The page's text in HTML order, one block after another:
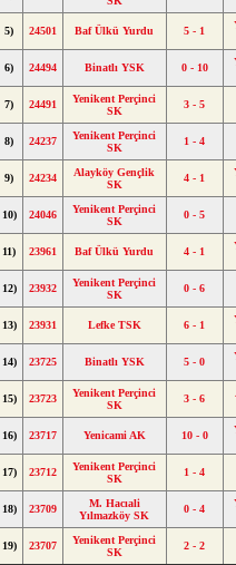
5) 24501 Baf Ülkü Yurdu 5 - 1
6) 24494 Binatlı YSK 0 - 10
7) 24491
Yenikent Perçinci
SK
3 - 5
8) 24237
Yenikent Perçinci
SK
1 - 4
9) 24234
Alayköy Gençlik
SK
4 - 1
10) 24046
Yenikent Perçinci
SK
0 - 5
11) 23961 Baf Ülkü Yurdu 4 - 1
12) 23932
Yenikent Perçinci
SK
0 - 6
13) 23931 Lefke TSK 6 - 1
14) 23725 Binatlı YSK 5 - 0
15) 23723
Yenikent Perçinci
SK
3 - 6
16) 23717 Yenicami AK 10 - 0
17) 23712
Yenikent Perçinci
SK
1 - 4
18) 23709
M. Hacıali
Yılmazköy SK
0 - 4
19) 23707
Yenikent Perçinci
SK
2 - 2